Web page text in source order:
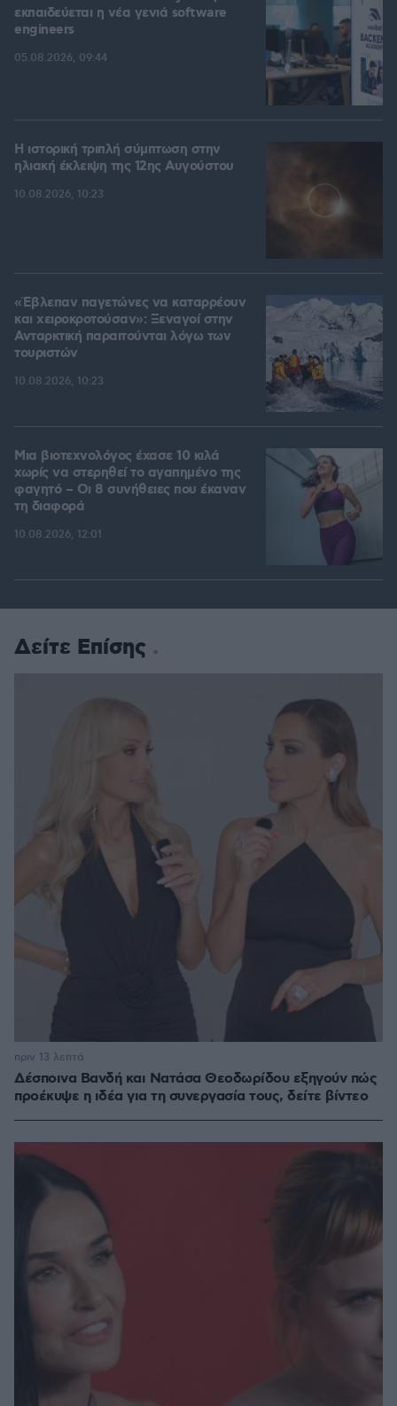
εκπαιδεύεται η νέα γενιά software
engineers
05.08.2026, 09:44
Η ιστορική τριπλή σύμπτωση στην
ηλιακή έκλειψη της 12ης Αυγούστου
10.08.2026, 10:23
«Έβλεπαν παγετώνες να καταρρέουν
και χειροκροτούσαν»: Ξεναγοί στην
Ανταρκτική παραιτούνται λόγω των
τουριστών
10.08.2026, 10:23
Μια βιοτεχνολόγος έχασε 10 κιλά
χωρίς να στερηθεί το αγαπημένο της
φαγητό – Οι 8 συνήθειες που έκαναν
τη διαφορά
10.08.2026, 12:01
Δείτε Επίσης
Δέσποινα Βανδή και Νατάσα Θεοδωρίδου εξηγούν πώς
προέκυψε η ιδέα για τη συνεργασία τους, δείτε βίντεο
πριν 13 λεπτά